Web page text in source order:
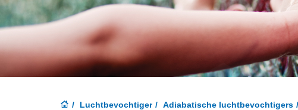
Luchtbevochtiger Adiabatische luchtbevochtigers